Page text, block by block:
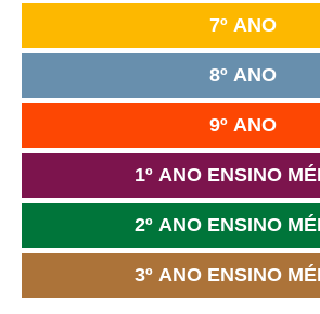
7º ANO
8º ANO
9º ANO
1º ANO ENSINO
2º ANO ENSINO
3º ANO ENSINO